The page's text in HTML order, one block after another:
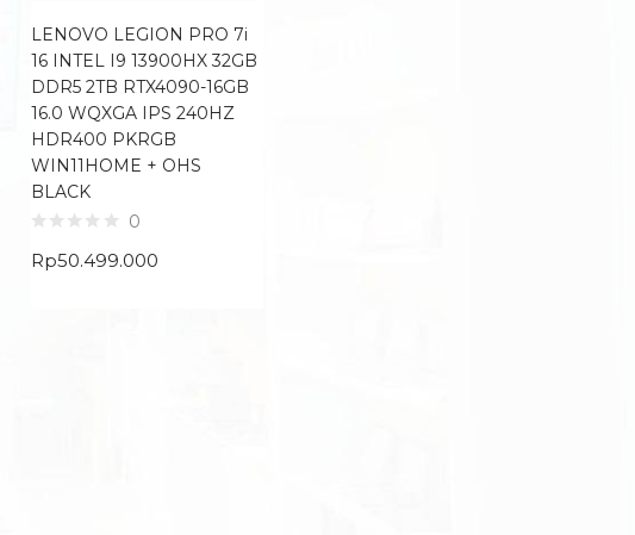
LENOVO LEGION PRO 7i
16 INTEL I9 13900HX 32GB
DDR5 2TB RTX4090-16GB
16.0 WQXGA IPS 240HZ
HDR400 PKRGB
WIN11HOME + OHS
BLACK
0
Rp50.499.000